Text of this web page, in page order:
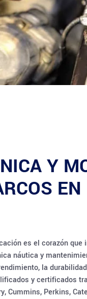
Y
EN
es el corazón que
náutica y
la
y certificados
Cummins, Perkins,